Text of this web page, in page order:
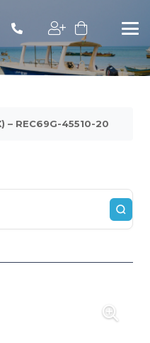
– REC69G-45510-20